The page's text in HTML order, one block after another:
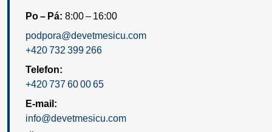
Po – Pá: 8:00 – 16:00
podpora@devetmesicu.com
+420 732 399 266
Telefon:
+420 737 60 00 65
E-mail:
info@devetmesicu.com